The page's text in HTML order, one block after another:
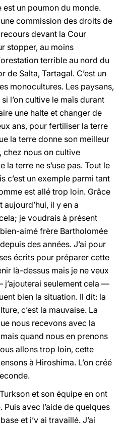
est un poumon du monde.
commission des droits de
recours devant la Cour
stopper, au moins
terrible au nord du
de Salta, Tartagal. C’est un
monocultures. Les paysans,
l’on cultive le maïs durant
une halte et changer de
ans, pour fertiliser la terre
la terre donne son meilleur
chez nous on cultive
la terre ne s’use pas. Tout le
c’est un exemple parmi tant
est allé trop loin. Grâce
aujourd’hui, il y en a
je voudrais à présent
aimé frère Bartholomée
des années. J’ai pour
écrits pour préparer cette
là-dessus mais je ne veux
j’ajouterai seulement cela —
bien la situation. Il dit: la
c’est la mauvaise. La
nous recevons avec la
quand nous en prenons
allons trop loin, cette
à Hiroshima. L’on créé
et son équipe en ont
avec l’aide de quelques
et j’y ai travaillé. J’ai